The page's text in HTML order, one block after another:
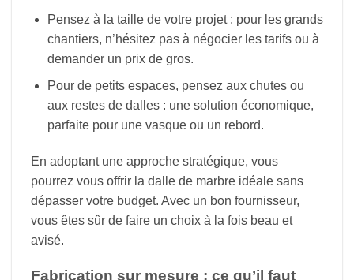
Pensez à la taille de votre projet : pour les grands
chantiers, n’hésitez pas à négocier les tarifs ou à
demander un prix de gros.
Pour de petits espaces, pensez aux chutes ou
aux restes de dalles : une solution économique,
parfaite pour une vasque ou un rebord.
En adoptant une approche stratégique, vous
pourrez vous offrir la dalle de marbre idéale sans
dépasser votre budget. Avec un bon fournisseur,
vous êtes sûr de faire un choix à la fois beau et
avisé.
Fabrication sur mesure : ce qu’il faut